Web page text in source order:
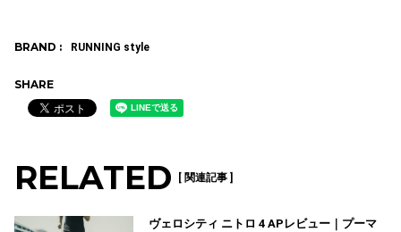
BRAND : RUNNING style
SHARE
RELATED [ 関連記事 ]
ヴェロシティ ニトロ 4 APレビュー｜プーマ